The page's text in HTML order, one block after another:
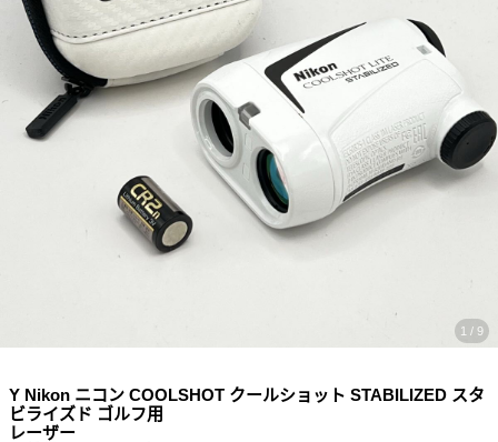
1 / 9
Y Nikon ニコン COOLSHOT クールショット STABILIZED スタ
ビライズド ゴルフ用
レーザー